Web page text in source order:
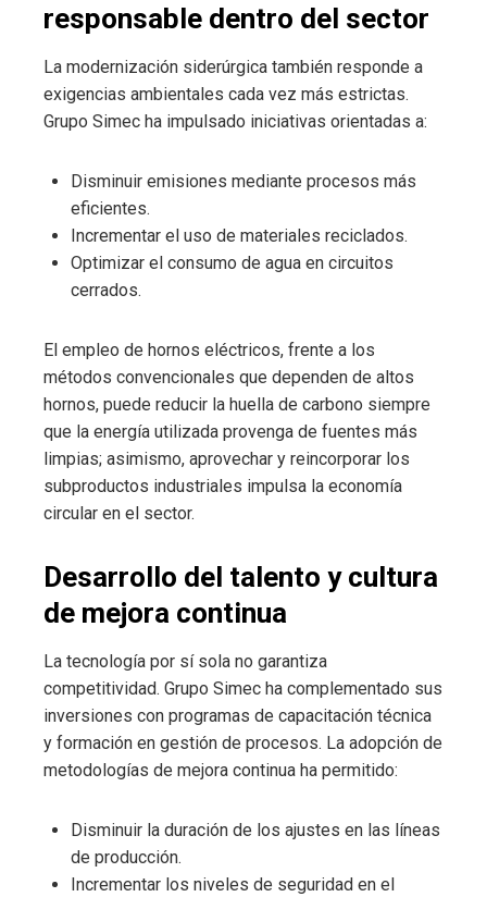
responsable dentro del sector
La modernización siderúrgica también responde a
exigencias ambientales cada vez más estrictas.
Grupo Simec ha impulsado iniciativas orientadas a:
Disminuir emisiones mediante procesos más
eficientes.
Incrementar el uso de materiales reciclados.
Optimizar el consumo de agua en circuitos
cerrados.
El empleo de hornos eléctricos, frente a los
métodos convencionales que dependen de altos
hornos, puede reducir la huella de carbono siempre
que la energía utilizada provenga de fuentes más
limpias; asimismo, aprovechar y reincorporar los
subproductos industriales impulsa la economía
circular en el sector.
Desarrollo del talento y cultura
de mejora continua
La tecnología por sí sola no garantiza
competitividad. Grupo Simec ha complementado sus
inversiones con programas de capacitación técnica
y formación en gestión de procesos. La adopción de
metodologías de mejora continua ha permitido:
Disminuir la duración de los ajustes en las líneas
de producción.
Incrementar los niveles de seguridad en el